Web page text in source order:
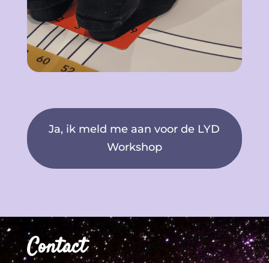
Ja, ik meld me aan voor de LYD
Workshop
Contact